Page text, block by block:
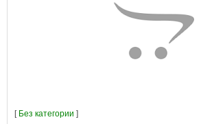
[ Без категории ]